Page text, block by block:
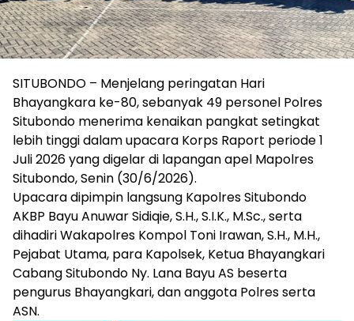
SITUBONDO – Menjelang peringatan Hari
Bhayangkara ke-80, sebanyak 49 personel Polres
Situbondo menerima kenaikan pangkat setingkat
lebih tinggi dalam upacara Korps Raport periode 1
Juli 2026 yang digelar di lapangan apel Mapolres
Situbondo, Senin (30/6/2026).
Upacara dipimpin langsung Kapolres Situbondo
AKBP Bayu Anuwar Sidiqie, S.H., S.I.K., M.Sc., serta
dihadiri Wakapolres Kompol Toni Irawan, S.H., M.H.,
Pejabat Utama, para Kapolsek, Ketua Bhayangkari
Cabang Situbondo Ny. Lana Bayu AS beserta
pengurus Bhayangkari, dan anggota Polres serta
ASN.